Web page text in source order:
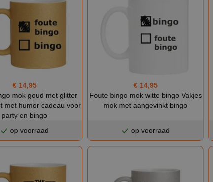
€ 14,95
mok goud met glitter
met humor cadeau voor
party en bingo
op voorraad
€ 14,95
Foute bingo mok witte bingo Vakjes
mok met aangevinkt bingo
op voorraad